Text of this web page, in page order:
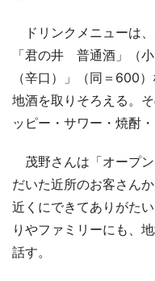
ドリンクメニューは
「君の井 普通酒」（
（辛口）」（同＝600
地酒を取りそろえる。
ッピー・サワー・焼酎
茂野さんは「オープ
だいた近所のお客さん
近くにできてありがた
りやファミリーにも、
話す。